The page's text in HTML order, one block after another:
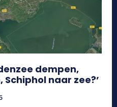
dempen,
naar zee?’